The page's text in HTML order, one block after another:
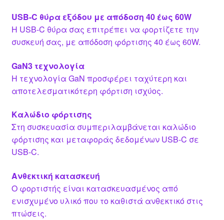
USB-C θύρα εξόδου με απόδοση 40 έως 60W
Η USB-C θύρα σας επιτρέπει να φορτίζετε την
συσκευή σας, με απόδοση φόρτισης 40 έως 60W.
GaN3 τεχνολογία
Η τεχνολογία GaN προσφέρει ταχύτερη και
αποτελεσματικότερη φόρτιση ισχύος.
Καλώδιο φόρτισης
Στη συσκευασία συμπεριλαμβάνεται καλώδιο
φόρτισης και μεταφοράς δεδομένων USB-C σε
USB-C.
Ανθεκτική κατασκευή
Ο φορτιστής είναι κατασκευασμένος από
ενισχυμένο υλικό που το καθιστά ανθεκτικό στις
πτώσεις.